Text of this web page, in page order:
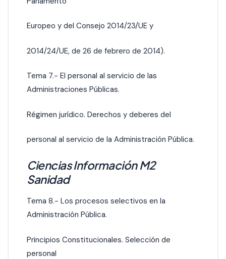
Europeo y del Consejo 2014/23/UE y
2014/24/UE, de 26 de febrero de 2014).
Tema 7.- El personal al servicio de las
Administraciones Públicas.
Régimen jurídico. Derechos y deberes del
personal al servicio de la Administración Pública.
Ciencias Información M2
Sanidad
Tema 8.- Los procesos selectivos en la
Administración Pública.
Principios Constitucionales. Selección de
personal